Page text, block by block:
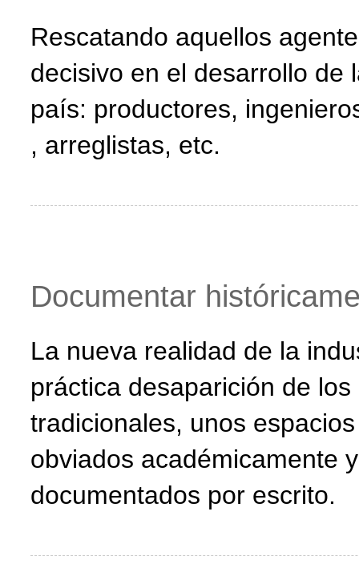
Rescatando aquellos
decisivo en el desarrollo de
país: productores,
, arreglistas, etc.
Documentar
La nueva realidad de la
práctica desaparición de
tradicionales, unos
obviados académicamente
documentados por escrito.